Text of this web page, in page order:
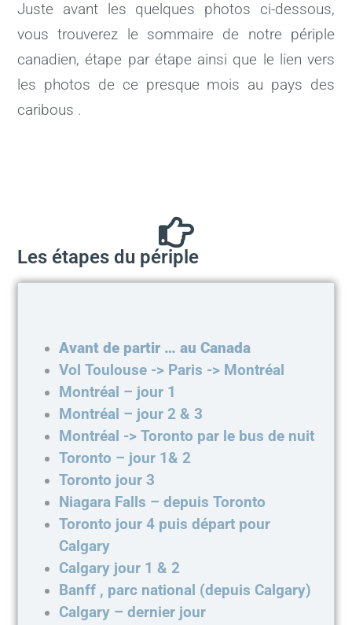
Juste avant les quelques photos ci-dessous,
vous trouverez le sommaire de notre périple
canadien, étape par étape ainsi que le lien vers
les photos de ce presque mois au pays des
caribous .
Les étapes du périple
Avant de partir … au Canada
Vol Toulouse -> Paris -> Montréal
Montréal – jour 1
Montréal – jour 2 & 3
Montréal -> Toronto par le bus de nuit
Toronto – jour 1& 2
Toronto jour 3
Niagara Falls – depuis Toronto
Toronto jour 4 puis départ pour
Calgary
Calgary jour 1 & 2
Banff , parc national (depuis Calgary)
Calgary – dernier jour